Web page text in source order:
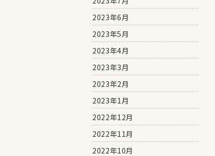
2023年6月
2023年5月
2023年4月
2023年3月
2023年2月
2023年1月
2022年12月
2022年11月
2022年10月